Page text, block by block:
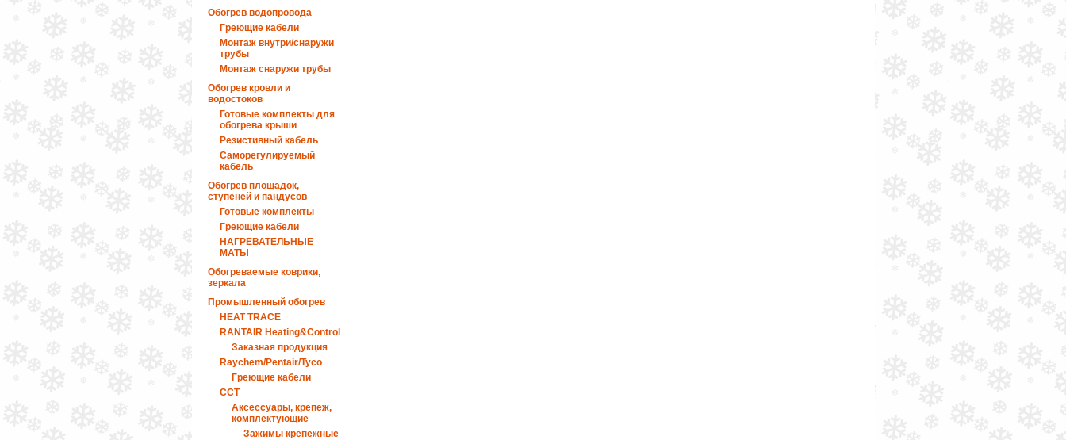
Обогрев водопровода
Греющие кабели
Монтаж внутри/снаружи
трубы
Монтаж снаружи трубы
Обогрев кровли и
водостоков
Готовые комплекты для
обогрева крыши
Резистивный кабель
Саморегулируемый
кабель
Обогрев площадок,
ступеней и пандусов
Готовые комплекты
Греющие кабели
НАГРЕВАТЕЛЬНЫЕ
МАТЫ
Обогреваемые коврики,
зеркала
Промышленный обогрев
HEAT TRACE
RANTAIR Heating&Control
Заказная продукция
Raychem/Pentair/Tyco
Греющие кабели
ССТ
Аксессуары, крепёж,
комплектующие
Зажимы крепежные